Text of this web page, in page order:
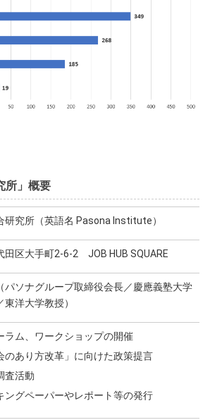
所」概要
研究所（英語名 Pasona Institute）
田区大手町2-6-2 JOB HUB SQUARE
パソナグループ取締役会長／慶應義塾大学
東洋大学教授）
ラム、ワークショップの開催
のあり方改革」に向けた政策提言
査活動
ングペーパーやレポート等の発行